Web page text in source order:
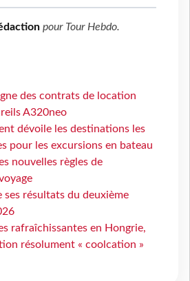
pour Tour Hebdo.
des contrats de location
A320neo
dévoile les destinations les
pour les excursions en bateau
nouvelles règles de
ses résultats du deuxième
rafraîchissantes en Hongrie,
résolument « coolcation »